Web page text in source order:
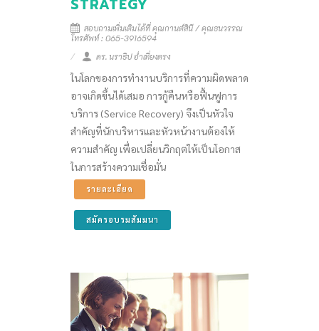
STRATEGY
สอบถามเพิ่มเติมได้ที่ คุณกานต์สินี / คุณธนวรรณ
โทรศัพท์ : 065-3916594
ดร. นราธิป อ่ำเที่ยงตรง
ในโลกของการทำงานบริการที่ความผิดพลาด
อาจเกิดขึ้นได้เสมอ การกู้คืนหรือฟื้นฟูการ
บริการ (Service Recovery) จึงเป็นหัวใจ
สำคัญที่นักบริหารและหัวหน้างานต้องให้
ความสำคัญ เพื่อเปลี่ยนวิกฤตให้เป็นโอกาส
ในการสร้างความเชื่อมั่น
รายละเอียด
สมัครอบรมสัมมนา